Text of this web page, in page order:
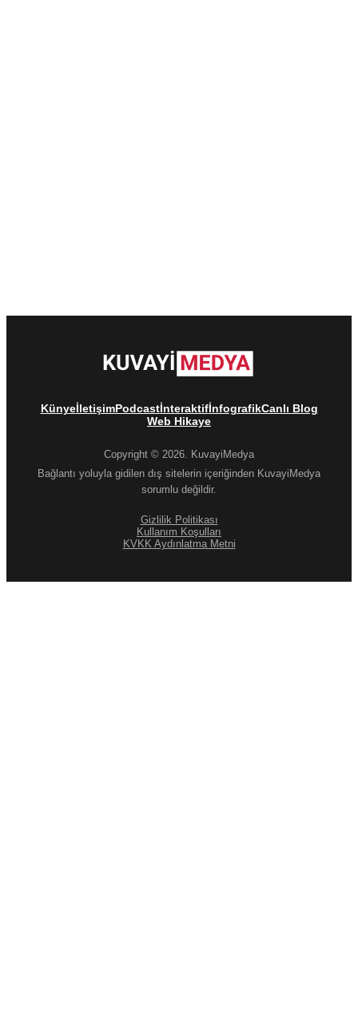
KünyeİletişimPodcastİnteraktifİnfografikCanlı Blog
Web Hikaye
Copyright © 2026. KuvayiMedya
Bağlantı yoluyla gidilen dış sitelerin içeriğinden KuvayiMedya
sorumlu değildir.
Gizlilik Politikası
Kullanım Koşulları
KVKK Aydınlatma Metni